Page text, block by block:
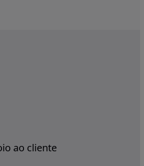
ao cliente